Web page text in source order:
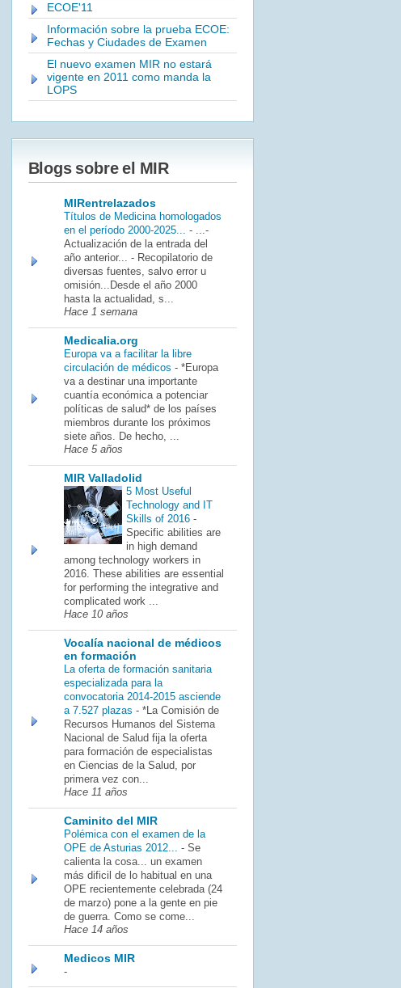
ECOE'11
Información sobre la prueba ECOE:
Fechas y Ciudades de Examen
El nuevo examen MIR no estará
vigente en 2011 como manda la
LOPS
Blogs sobre el MIR
MIRentrelazados
Títulos de Medicina homologados
en el período 2000-2025... - ...-
Actualización de la entrada del
año anterior... - Recopilatorio de
diversas fuentes, salvo error u
omisión...Desde el año 2000
hasta la actualidad, s...
Hace 1 semana
Medicalia.org
Europa va a facilitar la libre
circulación de médicos - *Europa
va a destinar una importante
cuantía económica a potenciar
políticas de salud* de los países
miembros durante los próximos
siete años. De hecho, ...
Hace 5 años
MIR Valladolid
5 Most Useful
Technology and IT
Skills of 2016 -
Specific abilities are
in high demand
among technology workers in
2016. These abilities are essential
for performing the integrative and
complicated work ...
Hace 10 años
Vocalía nacional de médicos
en formación
La oferta de formación sanitaria
especializada para la
convocatoria 2014-2015 asciende
a 7.527 plazas - *La Comisión de
Recursos Humanos del Sistema
Nacional de Salud fija la oferta
para formación de especialistas
en Ciencias de la Salud, por
primera vez con...
Hace 11 años
Caminito del MIR
Polémica con el examen de la
OPE de Asturias 2012... - Se
calienta la cosa... un examen
más dificil de lo habitual en una
OPE recientemente celebrada (24
de marzo) pone a la gente en pie
de guerra. Como se come...
Hace 14 años
Medicos MIR
-